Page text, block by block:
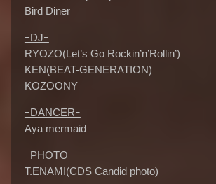
Bird Diner
ｰDJｰ
RYOZO(Let’s Go Rockin’n’Rollin’)
KEN(BEAT-GENERATION)
KOZOONY
ｰDANCERｰ
Aya mermaid
ｰPHOTOｰ
T.ENAMI(CDS Candid photo)